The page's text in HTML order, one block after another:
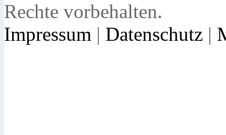
Rechte vorbehalten.
Impressum | Datenschutz |